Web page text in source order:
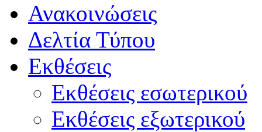
Ανακοινώσεις
Δελτία Τύπου
Εκθέσεις
Εκθέσεις εσωτερικού
Εκθέσεις εξωτερικού